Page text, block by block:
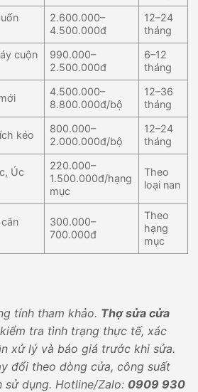
2.600.000–
4.500.000đ
12–24
tháng
cuộn
990.000–
2.500.000đ
6–12
tháng
4.500.000–
8.800.000đ/bộ
12–36
tháng
kéo
800.000–
2.000.000đ/bộ
12–24
tháng
Úc
220.000–
1.500.000đ/hạng
mục
Theo
loại nan
300.000–
700.000đ
Theo
hạng
mục
tính tham khảo. Thợ sửa cửa
tra tình trạng thực tế, xác
xử lý và báo giá trước khi sửa.
đổi theo dòng cửa, công suất
sử dụng. Hotline/Zalo: 0909 930